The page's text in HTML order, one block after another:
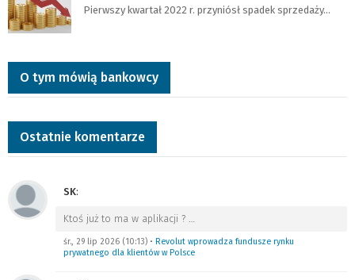
Pierwszy kwartał 2022 r. przyniósł spadek sprzedaży…
O tym mówią bankowcy
Ostatnie komentarze
SK:
Ktoś już to ma w aplikacji ? …
śr., 29 lip 2026 (10:13) • Revolut wprowadza fundusze rynku
prywatnego dla klientów w Polsce